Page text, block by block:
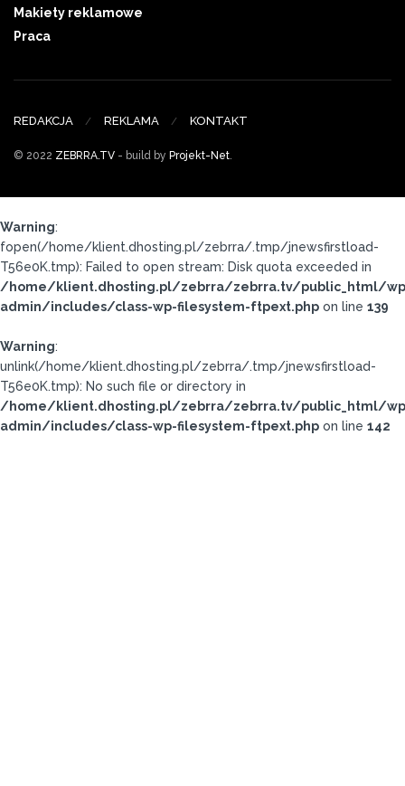
Makiety reklamowe
Praca
REDAKCJA REKLAMA KONTAKT
© 2022 ZEBRRA.TV - build by Projekt-Net.
Warning:
fopen(/home/klient.dhosting.pl/zebrra/.tmp/jnewsfirstload-
T56e0K.tmp): Failed to open stream: Disk quota exceeded in
/home/klient.dhosting.pl/zebrra/zebrra.tv/public_html/
admin/includes/class-wp-filesystem-ftpext.php on line 139
Warning:
unlink(/home/klient.dhosting.pl/zebrra/.tmp/jnewsfirstload-
T56e0K.tmp): No such file or directory in
/home/klient.dhosting.pl/zebrra/zebrra.tv/public_html/
admin/includes/class-wp-filesystem-ftpext.php on line 142